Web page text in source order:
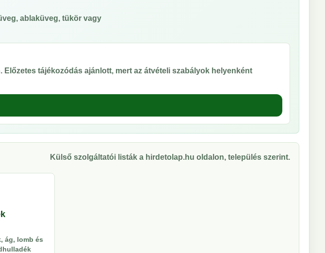
ablaküveg, tükör vagy
tájékozódás ajánlott, mert az átvételi szabályok helyenként
Külső szolgáltatói listák a hirdetolap.hu oldalon, település szerint.
ág, lomb és